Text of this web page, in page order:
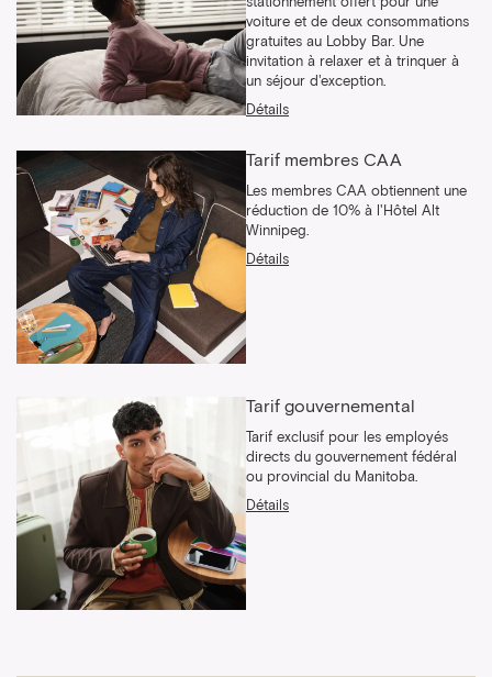
voiture et de deux consommations
gratuites au Lobby Bar. Une
invitation à relaxer et à trinquer à
un séjour d'exception.
Détails
Tarif membres CAA
Les membres CAA obtiennent une
réduction de 10% à l'Hôtel Alt
Winnipeg.
Détails
Tarif gouvernemental
Tarif exclusif pour les employés
directs du gouvernement fédéral
ou provincial du Manitoba.
Détails